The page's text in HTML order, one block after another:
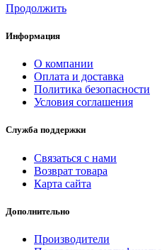
Продолжить
Информация
О компании
Оплата и доставка
Политика безопасности
Условия соглашения
Служба поддержки
Связаться с нами
Возврат товара
Карта сайта
Дополнительно
Производители